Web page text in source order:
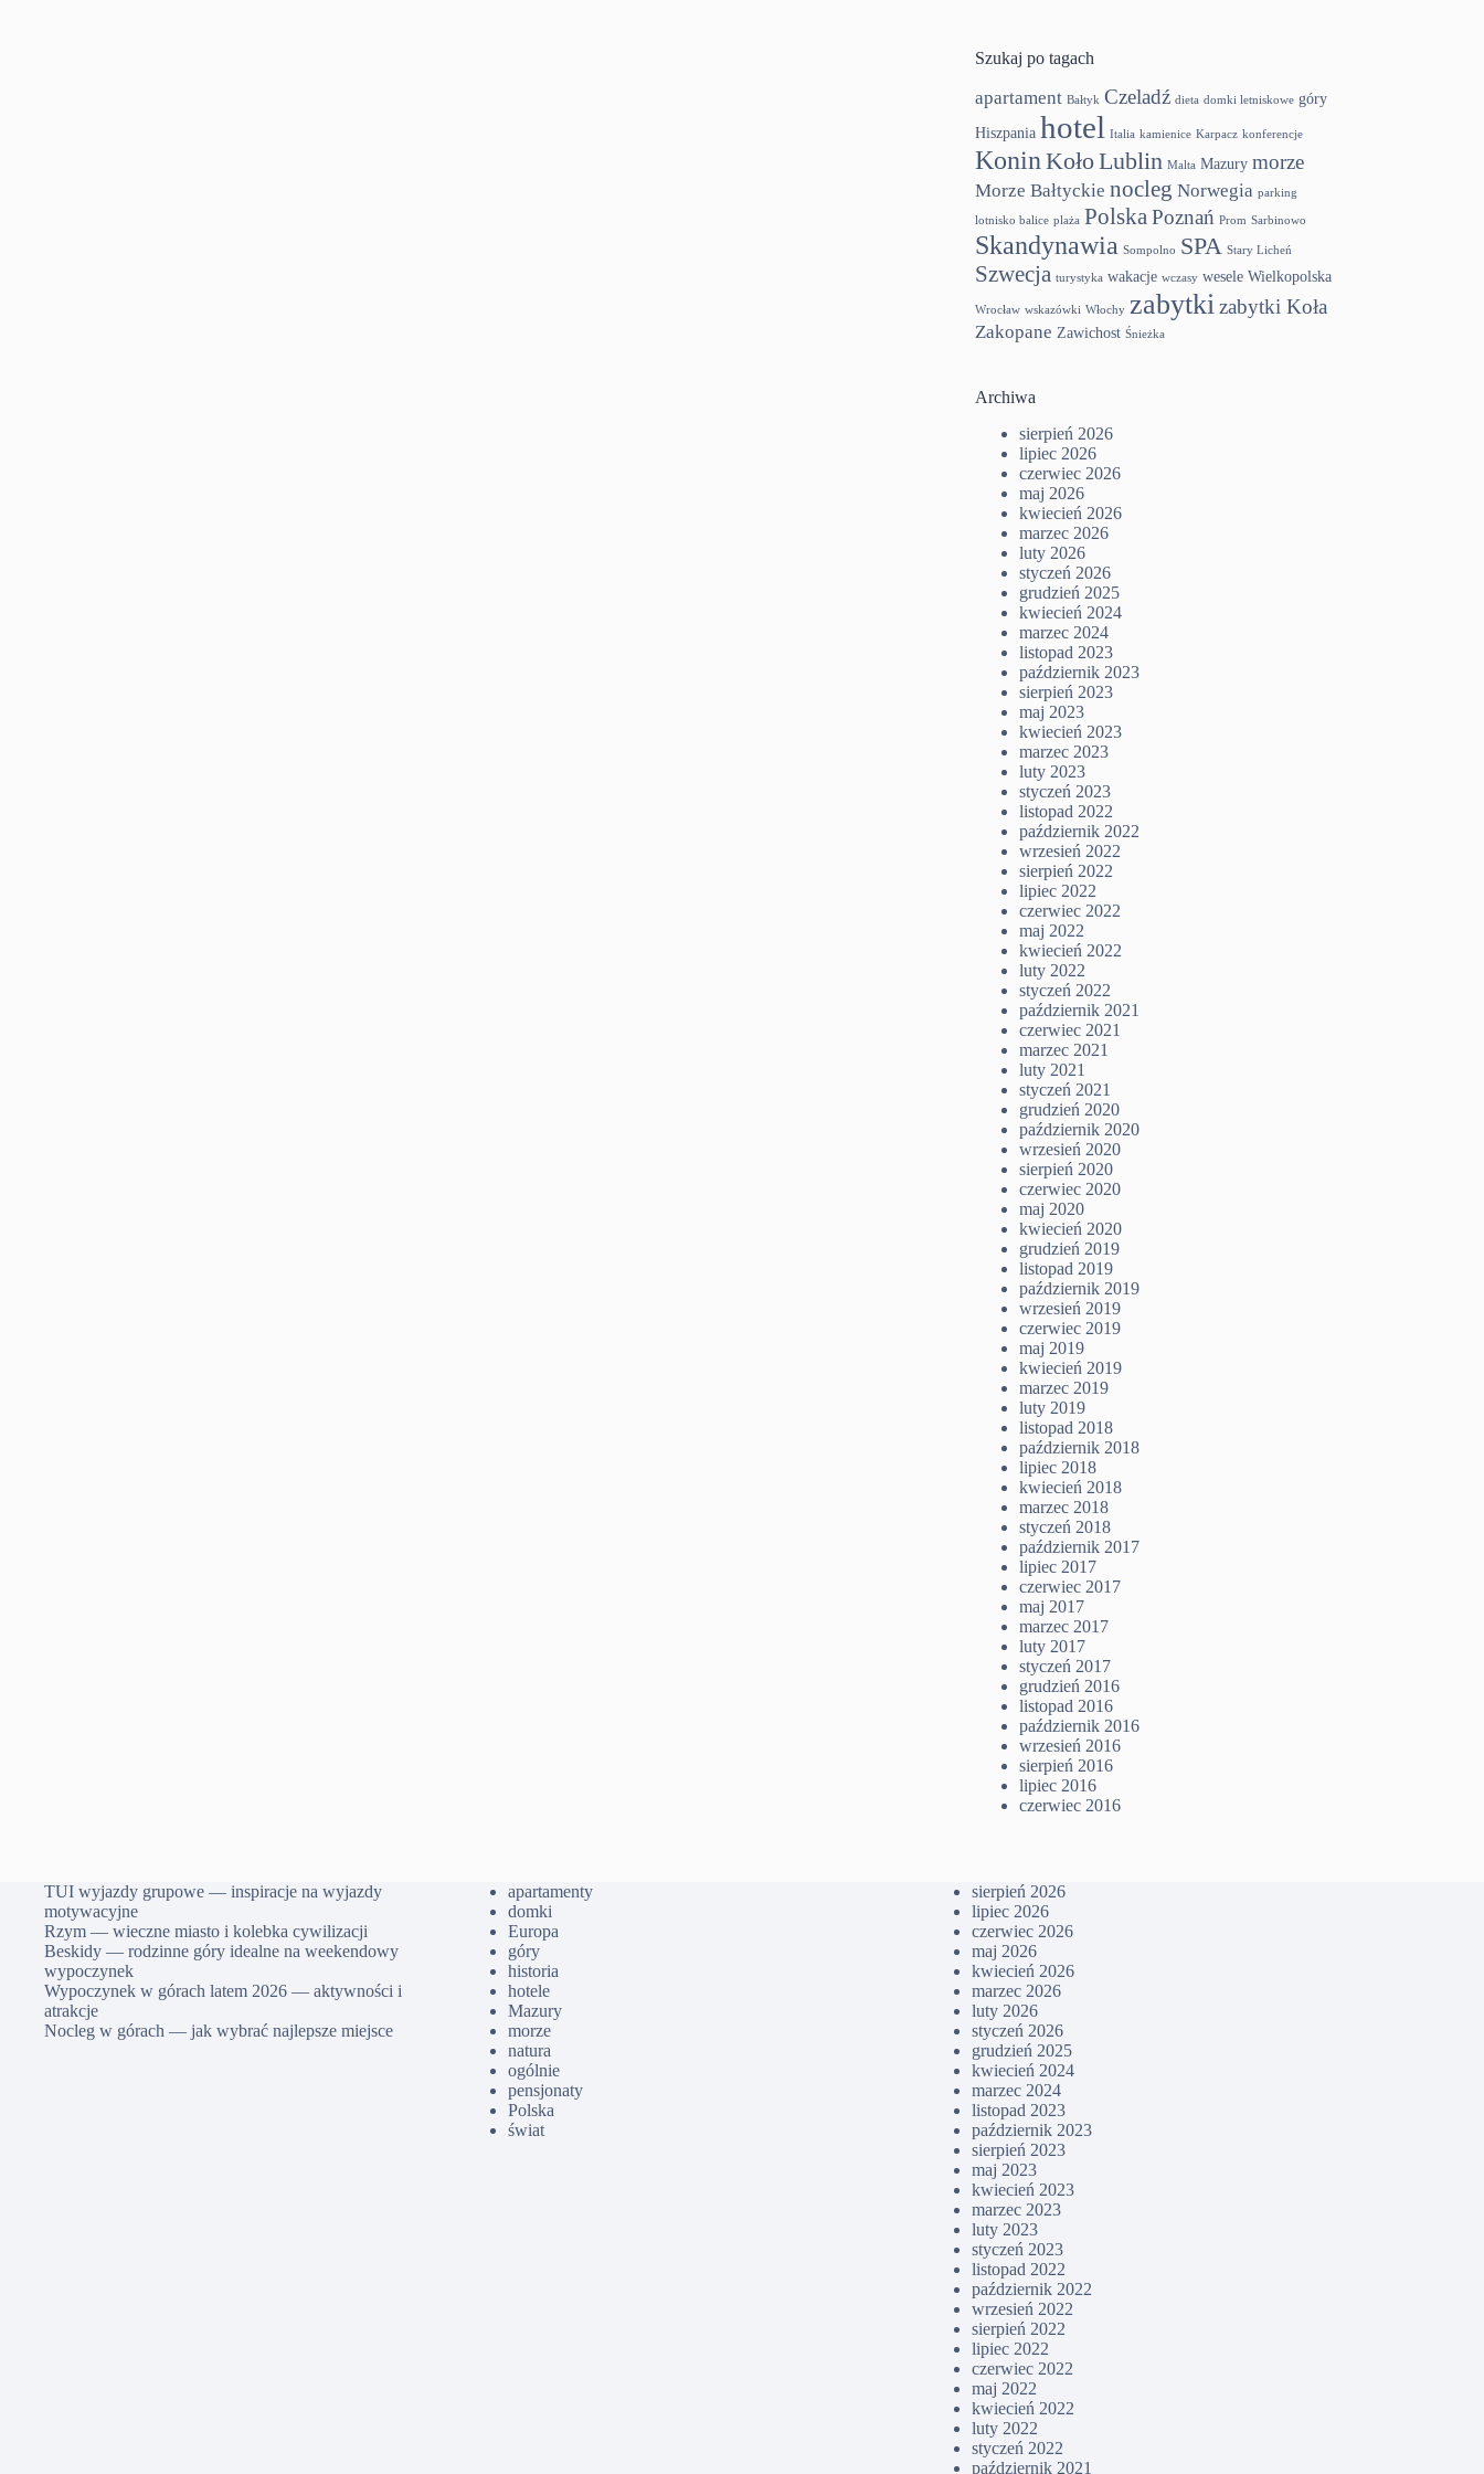
Szukaj po tagach
apartament Bałtyk Czeladź dieta domki letniskowe góry
Hiszpania hotel Italia kamienice Karpacz konferencje
Konin Koło Lublin Malta Mazury morze
Morze Bałtyckie nocleg Norwegia parking
lotnisko balice plaża PolskaPoznań Prom Sarbinowo
Skandynawia Sompolno SPA Stary Licheń
Szwecja turystyka wakacje wczasy wesele Wielkopolska
Wrocław wskazówki Włochy zabytkizabytki Koła
Zakopane Zawichost Śnieżka
Archiwa
sierpień 2026
lipiec 2026
czerwiec 2026
maj 2026
kwiecień 2026
marzec 2026
luty 2026
styczeń 2026
grudzień 2025
kwiecień 2024
marzec 2024
listopad 2023
październik 2023
sierpień 2023
maj 2023
kwiecień 2023
marzec 2023
luty 2023
styczeń 2023
listopad 2022
październik 2022
wrzesień 2022
sierpień 2022
lipiec 2022
czerwiec 2022
maj 2022
kwiecień 2022
luty 2022
styczeń 2022
październik 2021
czerwiec 2021
marzec 2021
luty 2021
styczeń 2021
grudzień 2020
październik 2020
wrzesień 2020
sierpień 2020
czerwiec 2020
maj 2020
kwiecień 2020
grudzień 2019
listopad 2019
październik 2019
wrzesień 2019
czerwiec 2019
maj 2019
kwiecień 2019
marzec 2019
luty 2019
listopad 2018
październik 2018
lipiec 2018
kwiecień 2018
marzec 2018
styczeń 2018
październik 2017
lipiec 2017
czerwiec 2017
maj 2017
marzec 2017
luty 2017
styczeń 2017
grudzień 2016
listopad 2016
październik 2016
wrzesień 2016
sierpień 2016
lipiec 2016
czerwiec 2016
TUI wyjazdy grupowe — inspiracje na wyjazdy
motywacyjne
Rzym — wieczne miasto i kolebka cywilizacji
Beskidy — rodzinne góry idealne na weekendowy
wypoczynek
Wypoczynek w górach latem 2026 — aktywności i
atrakcje
Nocleg w górach — jak wybrać najlepsze miejsce
apartamenty
domki
Europa
góry
historia
hotele
Mazury
morze
natura
ogólnie
pensjonaty
Polska
świat
sierpień 2026
lipiec 2026
czerwiec 2026
maj 2026
kwiecień 2026
marzec 2026
luty 2026
styczeń 2026
grudzień 2025
kwiecień 2024
marzec 2024
listopad 2023
październik 2023
sierpień 2023
maj 2023
kwiecień 2023
marzec 2023
luty 2023
styczeń 2023
listopad 2022
październik 2022
wrzesień 2022
sierpień 2022
lipiec 2022
czerwiec 2022
maj 2022
kwiecień 2022
luty 2022
styczeń 2022
październik 2021